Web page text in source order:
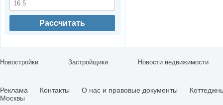
Рассчитать
Новостройки Застройщики Новости недвижимости
Реклама Контакты О нас и правовые документы
Москвы